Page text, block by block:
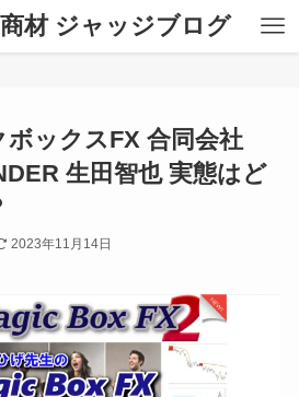
材 ジャッジブログ
ボックスFX 合同会社
生田智也 実態はど
2023年11月14日